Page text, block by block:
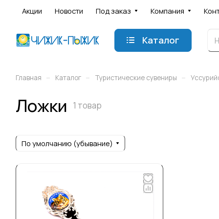
Акции Новости Под заказ Компания
Каталог
Главная – Каталог – Туристические сувениры –
Ложки 1 товар
По умолчанию (убывание)